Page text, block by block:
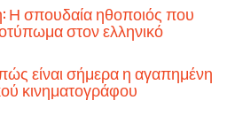
Η σπουδαία ηθοποιός που
στον ελληνικό
είναι σήμερα η αγαπημένη
κινηματογράφου